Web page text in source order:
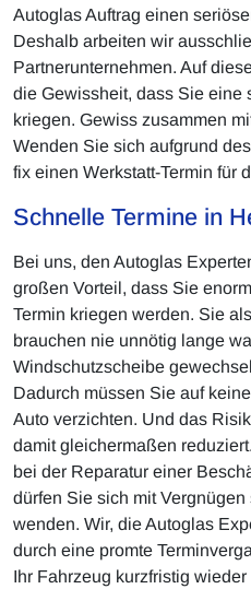
Autoglas Auftrag einen
Deshalb arbeiten wir
Partnerunternehmen. Auf
die Gewissheit, dass Sie eine
kriegen. Gewiss zusammen
Wenden Sie sich aufgrund
fix einen Werkstatt-Termin für
Schnelle Termine in
Bei uns, den Autoglas
großen Vorteil, dass Sie
Termin kriegen werden. Sie
brauchen nie unnötig lange
Windschutzscheibe
Dadurch müssen Sie auf
Auto verzichten. Und das
damit gleichermaßen
bei der Reparatur einer
dürfen Sie sich mit
wenden. Wir, die Autoglas
durch eine promte
Ihr Fahrzeug kurzfristig wieder